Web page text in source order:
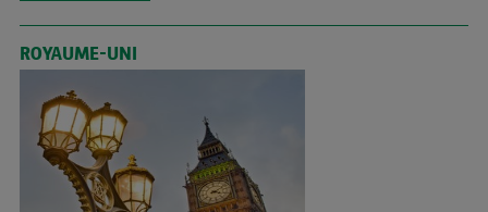
ROYAUME-UNI